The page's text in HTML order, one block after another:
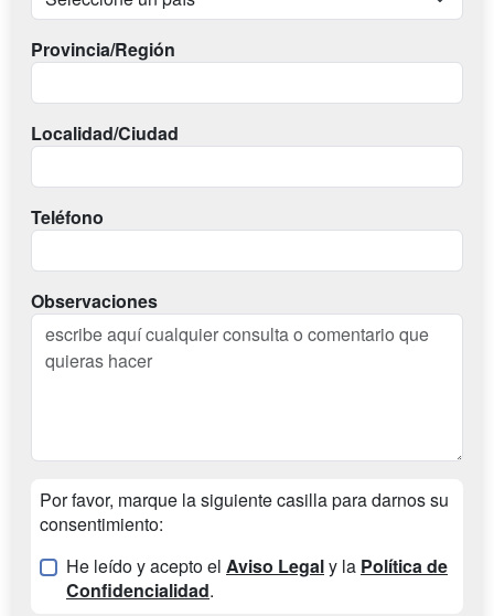
Provincia/Región
Localidad/Ciudad
Teléfono
Observaciones
Por favor, marque la siguiente casilla para darnos su
consentimiento:
He leído y acepto el Aviso Legaly la Política de
Confidencialidad.